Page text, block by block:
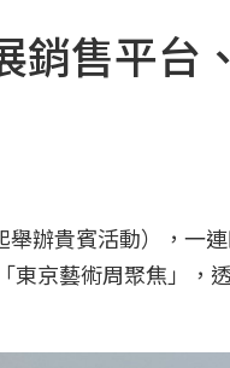
銷售平台
舉辦貴賓活動），一
東京藝術周聚焦」，